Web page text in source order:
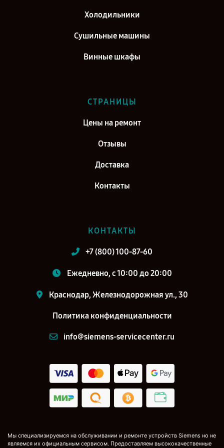
Ремонт посудомоечной машины Siemens SR 25 E 202 EU в г. Киров
Холодильники
Сушильные машины
Винные шкафы
СТРАНИЦЫ
Цены на ремонт
Отзывы
Доставка
Контакты
КОНТАКТЫ
+7 (800) 100-87-60
Ежедневно, с 10:00 до 20:00
Краснодар, Железнодорожная ул., 30
Политика конфиденциальности
info@siemens-servicecenter.ru
Мы специализируемся на обслуживании и ремонте устройств Siemens но не
являемся их официальным сервисом. Предоставляем высококачественные